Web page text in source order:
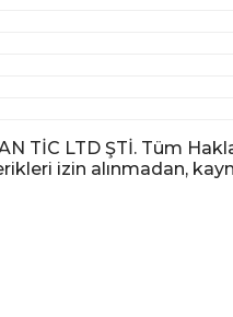
TİC LTD ŞTİ. Tüm
izin alınmadan,